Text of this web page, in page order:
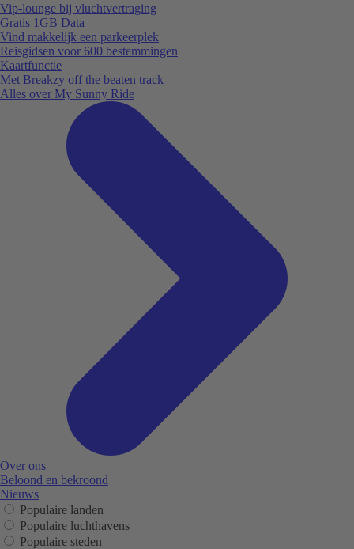
Vip-lounge bij vluchtvertraging
Gratis 1GB Data
Vind makkelijk een parkeerplek
Reisgidsen voor 600 bestemmingen
Kaartfunctie
Met Breakzy off the beaten track
Alles over My Sunny Ride
Over ons
Beloond en bekroond
Nieuws
Populaire landen
Populaire luchthavens
Populaire steden